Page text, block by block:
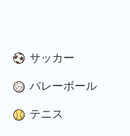
サッカー
バレーボール
テニス